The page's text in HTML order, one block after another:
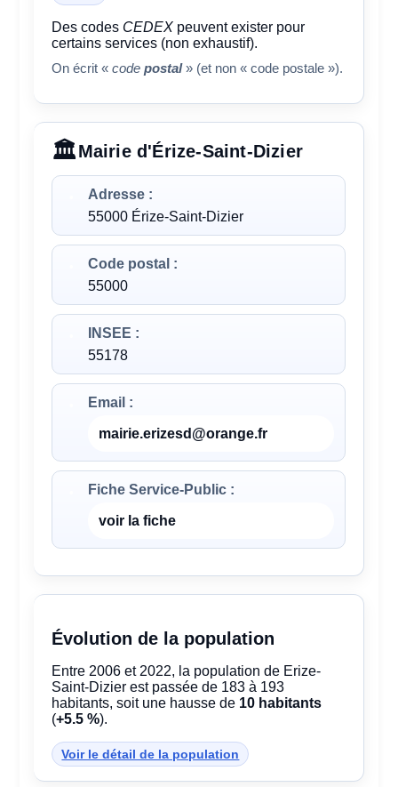
Des codes CEDEX peuvent exister pour
certains services (non exhaustif).
On écrit «codepostal» (et non « code postale »).
Mairie d'Érize-Saint-Dizier
Adresse :
55000 Érize-Saint-Dizier
Code postal :
55000
INSEE :
55178
Email :
mairie.erizesd@orange.fr
Fiche Service-Public :
voir la fiche
Évolution de la population
Entre 2006 et 2022, la population de Erize-
Saint-Dizier est passée de 183 à 193
habitants, soit une hausse de 10 habitants
(+5.5 %).
Voir le détail de la population